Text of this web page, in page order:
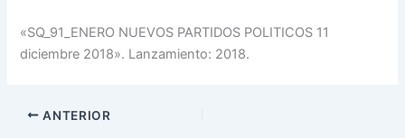
«SQ_91_ENERO NUEVOS PARTIDOS POLITICOS 11
diciembre 2018». Lanzamiento: 2018.
ANTERIOR